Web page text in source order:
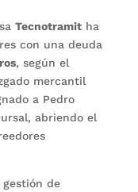
Tecnotramitha
con una deuda
, según el
mercantil
a Pedro
abriendo el
gestión de